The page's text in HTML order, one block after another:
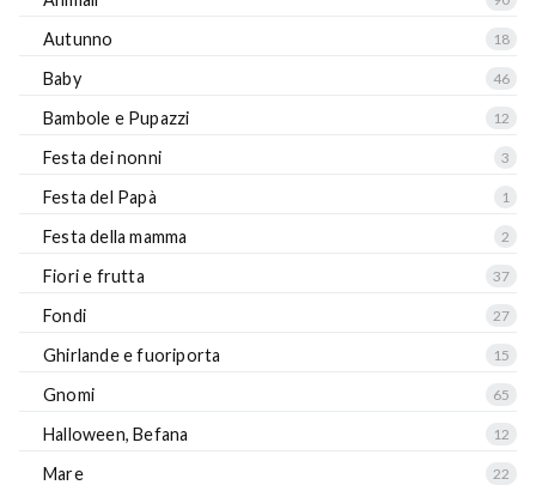
Autunno 18
Baby 46
Bambole e Pupazzi 12
Festa dei nonni 3
Festa del Papà 1
Festa della mamma 2
Fiori e frutta 37
Fondi 27
Ghirlande e fuoriporta 15
Gnomi 65
Halloween, Befana 12
Mare 22